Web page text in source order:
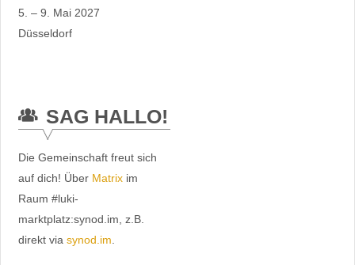
5. – 9. Mai 2027
Düsseldorf
SAG HALLO!
Die Gemeinschaft freut sich
auf dich! Über Matrixim
Raum #luki-
marktplatz:synod.im, z.B.
direkt via synod.im.